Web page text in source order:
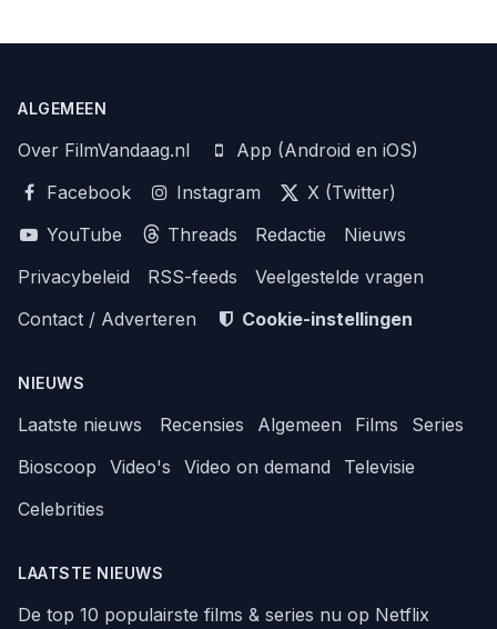
ALGEMEEN
Over FilmVandaag.nl
App (Android en iOS)
Facebook
Instagram
X (Twitter)
YouTube
Threads Redactie
Nieuws
Privacybeleid
RSS-feeds
Veelgestelde vragen
Contact / Adverteren
Cookie-instellingen
NIEUWS
Laatste nieuws Recensies Algemeen Films
Series
Bioscoop
Video's Video on demand
Televisie
Celebrities
LAATSTE NIEUWS
De top 10 populairste films & series nu op Netflix